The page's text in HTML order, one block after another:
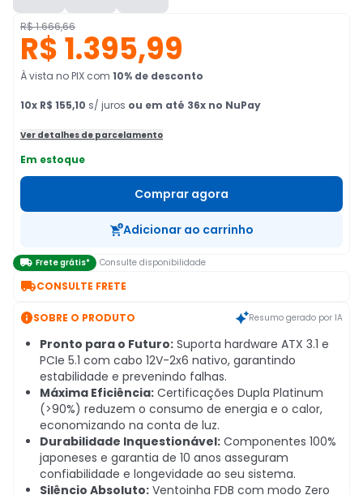
R$ 1.666,66
R$ 1.395,99
À vista no PIX com 10% de desconto
10x R$ 155,10 s/ juros ou em até 36x no NuPay
Ver detalhes de parcelamento
Em estoque
Comprar agora
Adicionar ao carrinho
 Frete grátis* Consulte disponibilidade
CONSULTE FRETE
SOBRE O PRODUTO Resumo gerado por IA
Pronto para o Futuro: Suporta hardware ATX 3.1 e
PCIe 5.1 com cabo 12V-2x6 nativo, garantindo
estabilidade e prevenindo falhas.
Máxima Eficiência: Certificações Dupla Platinum
(>90%) reduzem o consumo de energia e o calor,
economizando na conta de luz.
Durabilidade Inquestionável: Componentes 100%
japoneses e garantia de 10 anos asseguram
confiabilidade e longevidade ao seu sistema.
Silêncio Absoluto: Ventoinha FDB com modo Zero